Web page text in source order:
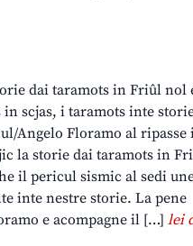
dai taramots in Friûl nol
scjas, i taramots inte
Angelo Floramo al ripasse
la storie dai taramots in
il pericul sismic al sedi
inte nestre storie. La pene
e acompagne il […] lei